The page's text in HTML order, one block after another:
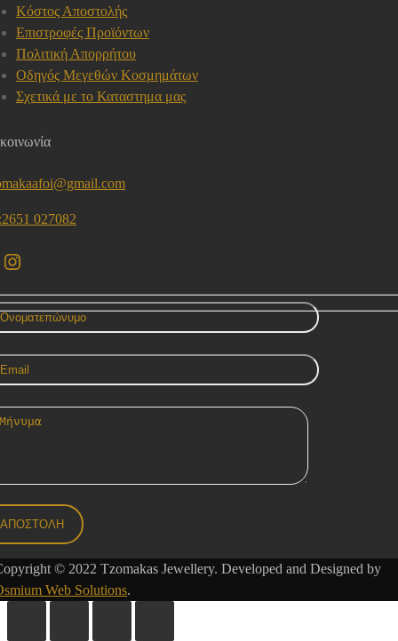
Κόστος Αποστολής
Επιστροφές Προϊόντων
Πολιτική Απορρήτου
Οδηγός Μεγεθών Κοσμημάτων
Σχετικά με το Καταστημα μας
027082
Instagram
© 2022 Tzomakas Jewellery. Developed and Designed by
Web Solutions.